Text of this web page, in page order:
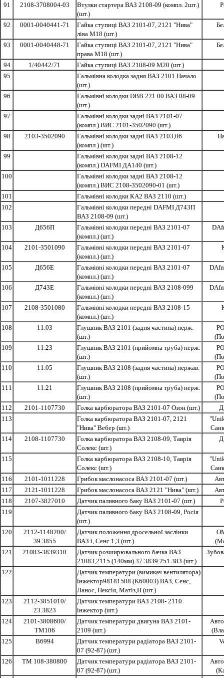
91 2108-3708004-03
Втулки стартера ВАЗ 2108-09 (компл. 2шт.)
(шт.)
92 0001-0040441-71
Гайка ступиці ВАЗ 2101-07, 2121 "Нива"
ліва М18 (шт.)
93 0001-0040448-71
Гайка ступиці ВАЗ 2101-07, 2121 "Нива"
права М18 (шт.)
94 1/40442/71
Гайка ступиці ВАЗ 2108-09 М20 (шт.)
95
Гальмівна колодка задня ВАЗ 2101 Начало
(шт.)
96
Гальмівні колодки DBB 221 00 ВАЗ 08-09
(шт.)
97
Гальмівні колодки задні ВАЗ 2101-07
(компл.) ВИС 2101-3502090 (шт.)
98
2103-3502090
Гальмівні колодки задні ВАЗ 2103,06
(компл.) (шт.)
99
Гальмівні колодки задні ВАЗ 2108-12
(компл.) DAFMI ДА140 (шт.)
100
Гальмівні колодки задні ВАЗ 2108-12
(компл.) ВИС 2108-3502090-01 (шт.)
101
Гальмівні колодки КА2 ВАЗ 2110 (шт.)
102
Гальмівні колодки передні DAFMI Д743П
ВАЗ 2108-09 (шт.)
103
Д656П
Гальмівні колодки передні ВАЗ 2101-07
(компл.) (шт.)
104 2101-3501090
Гальмівні колодки передні ВАЗ 2101-07
(компл.) (шт.)
105 Д656Е
Гальмівні колодки передні ВАЗ 2101-07
(компл.) (шт.)
106 Д743Е
Гальмівні колодки передні ВАЗ 2108-099
(компл.) (шт.)
107 2108-3501080
Гальмівні колодки передні ВАЗ 2108-15
(компл.) (шт.)
108 11.03
Глушник ВАЗ 2101 (задня частина) нерж.
(шт.)
109
11.23
Глушник ВАЗ 2101 (прийомна труба) нерж.
(шт.)
110
11.05
Глушник ВАЗ 2108 (задня частина) нержав.
(шт.)
111
11.21
Глушник ВАЗ 2108 (прийомна труба) нерж.
(шт.)
112
2101-1107730 Голка карбюратора ВАЗ 2101-07 Озон (шт.)
113
Голка карбюратора ВАЗ 2101-07, 2121
"Нива" Вебер (шт.)
114
2108-1107730
Голка карбюратора ВАЗ 2108-09, Таврія
Солекс (шт.)
115
Голка карбюратора ВАЗ 2108-10, Таврія
Солекс (шт.)
116
2101-1011228 Грибок маслонасоса ВАЗ 2101-07 (шт.)
117
2121-1011228 Грибок маслонасоса ВАЗ 2121 "Нива" (шт.)
118
2107-3827010 Датчик паливного баку ВАЗ 2101-07 (шт.)
119
Датчик паливного баку ВАЗ 2108-09, Росія
(шт.)
120
2112-1148200/
39.3855
Датчик положення дросельної заслінки
ВАЗ і, Сенс 1,3 (шт.)
121
21083-3839310
Датчик розширювального бачка ВАЗ
21083,2115 (140мм) 37.3839 251.383 (шт.)
122
Датчик температури (вимикач вентилятора)
інжектор98181508 (K60003) ВАЗ, Сенс,
Ланос, Нексія, Матіз,Н (шт.)
123
2112-3851010/
23.3823
Датчик температури ВАЗ 2108- 2110
інжектор (шт.)
124
2101-3808600/
ТМ106
Датчик температури двигуна ВАЗ 2101-
2109 (шт.)
125
B6994
Датчик температури радіатора ВАЗ 2101-
07 (92-87) (шт.)
126 ТМ 108-380800
Датчик температури радіатора ВАЗ 2101-
07 (92-87) (шт.)